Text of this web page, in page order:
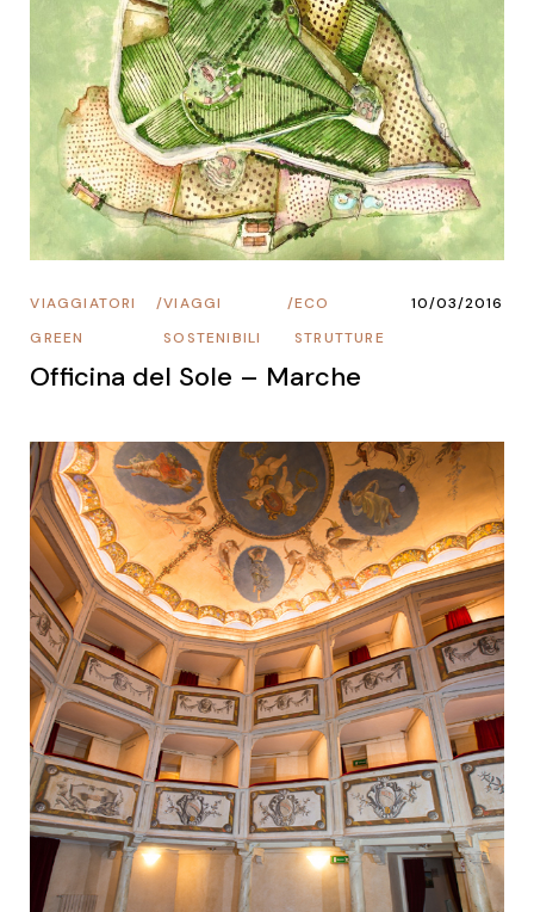
ECO
STRUTTURE
/
VIAGGI
SOSTENIBILI
/
VIAGGIATORI
GREEN
10/03/2016
Officina del Sole – Marche